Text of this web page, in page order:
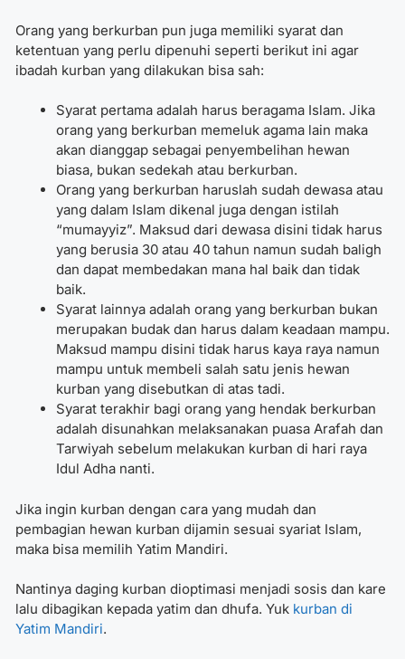
Orang yang berkurban pun juga memiliki syarat dan
ketentuan yang perlu dipenuhi seperti berikut ini agar
ibadah kurban yang dilakukan bisa sah:
Syarat pertama adalah harus beragama Islam. Jika
orang yang berkurban memeluk agama lain maka
akan dianggap sebagai penyembelihan hewan
biasa, bukan sedekah atau berkurban.
Orang yang berkurban haruslah sudah dewasa atau
yang dalam Islam dikenal juga dengan istilah
“mumayyiz”. Maksud dari dewasa disini tidak harus
yang berusia 30 atau 40 tahun namun sudah baligh
dan dapat membedakan mana hal baik dan tidak
baik.
Syarat lainnya adalah orang yang berkurban bukan
merupakan budak dan harus dalam keadaan mampu.
Maksud mampu disini tidak harus kaya raya namun
mampu untuk membeli salah satu jenis hewan
kurban yang disebutkan di atas tadi.
Syarat terakhir bagi orang yang hendak berkurban
adalah disunahkan melaksanakan puasa Arafah dan
Tarwiyah sebelum melakukan kurban di hari raya
Idul Adha nanti.
Jika ingin kurban dengan cara yang mudah dan
pembagian hewan kurban dijamin sesuai syariat Islam,
maka bisa memilih Yatim Mandiri.
Nantinya daging kurban dioptimasi menjadi sosis dan kare
lalu dibagikan kepada yatim dan dhufa. Yuk kurban di
Yatim Mandiri.